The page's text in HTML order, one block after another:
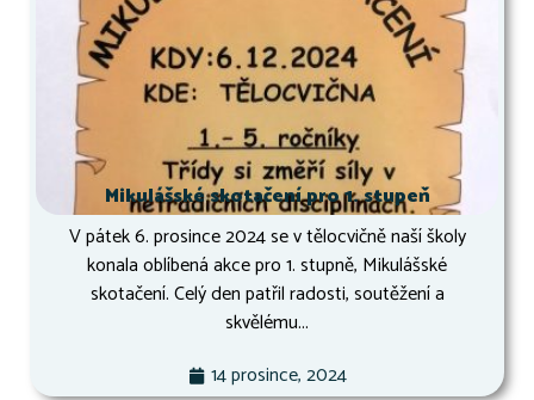
Mikulášské skotačení pro 1. stupeň
V pátek 6. prosince 2024 se v tělocvičně naší školy
konala oblíbená akce pro 1. stupně, Mikulášské
skotačení. Celý den patřil radosti, soutěžení a
skvělému...
14 prosince, 2024